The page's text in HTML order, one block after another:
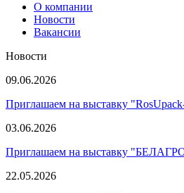
О компании
Новости
Вакансии
Новости
09.06.2026
Приглашаем на выставку
03.06.2026
Приглашаем на выставку
22.05.2026